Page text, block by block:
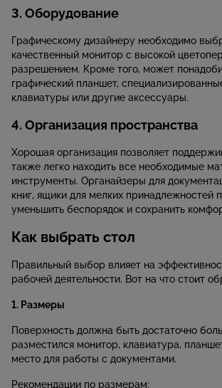
3. Оборудование
Графическому дизайнеру необходимо
качественный монитор с высокой
разрешением. Кроме того, может
графический планшет,
клавиатуры или другие аксессуары.
4. Организация пространства
Хорошая организация позволяет
также легко находить все необходимые
инструменты. Органайзеры для
книг, ящики для мелких принадлежностей
уменьшить беспорядок и сохранить
Как выбрать стол
Правильный выбор влияет на
рабочей деятельности. Вот на что стоит
1. Размеры
Поверхность должна быть достаточно
разместился монитор, клавиатура,
место для работы с документами.
Рекомендации по размерам: